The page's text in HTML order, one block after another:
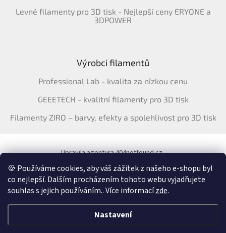
🍪 Používáme cookies, aby váš zážitek z našeho e-shopu byl
co nejlepší. Dalším procházením tohoto webu vyjadřujete
souhlas s jejich používáním.. Více informacízde.
Nastavení
Levné filamenty pro 3D tisk - Nejlepší ceny ERYONE a
3DPOWER
Výrobci filamentů
Professional Lab - kvalita za nízkou cenu
GEEETECH - kvalitní filamenty pro 3D tisk
Filamenty ZIRO – barvy, efekty a spolehlivost pro 3D tisk
Upravila agentura 404notfound.cz
Katalog filamentů ERYONE pro ČR
Vytvořil Shoptet &